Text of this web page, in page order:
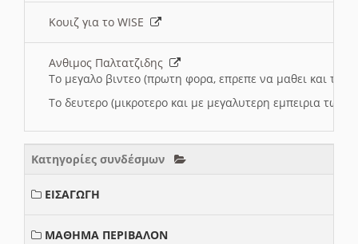
Κουιζ για το WISE
Ανθιμος Παλτατζιδης
Το μεγαλο βιντεο (πρωτη φορα, επρεπε να μαθει και το
Το δευτερο (μικροτερο και με μεγαλυτερη εμπειρια
Κατηγορίες συνδέσμων
ΕΙΣΑΓΩΓΗ
ΜΑΘΗΜΑ ΠΕΡΙΒΑΛΟΝ